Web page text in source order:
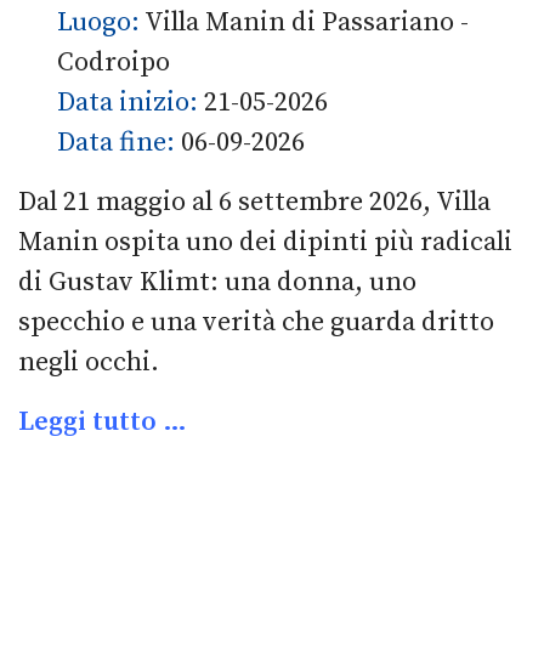
Luogo: Villa Manin di Passariano -
Codroipo
Data inizio: 21-05-2026
Data fine: 06-09-2026
Dal 21 maggio al 6 settembre 2026, Villa
Manin ospita uno dei dipinti più radicali
di Gustav Klimt: una donna, uno
specchio e una verità che guarda dritto
negli occhi.
Leggi tutto …